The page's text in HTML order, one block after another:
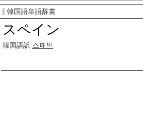
韓国語単語辞書
スペイン
韓国語訳 스페인